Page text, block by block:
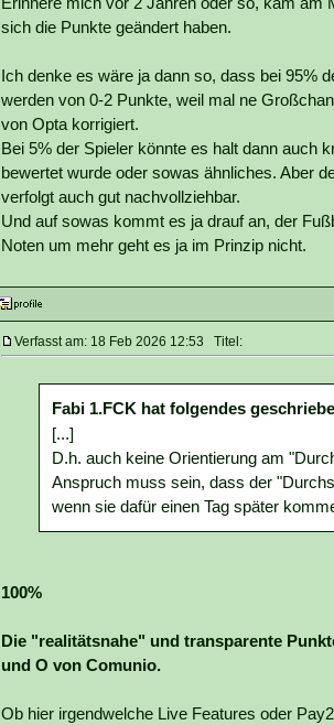
sich die Punkte geändert haben.
Ich denke es wäre ja dann so, dass bei 95%
werden von 0-2 Punkte, weil mal ne
von Opta korrigiert.
Bei 5% der Spieler könnte es halt dann auch
bewertet wurde oder sowas ähnliches. Aber
verfolgt auch gut nachvollziehbar.
Und auf sowas kommt es ja drauf an, der
Noten um mehr geht es ja im Prinzip nicht.
Verfasst am: 18 Feb 2026 12:53 Titel:
Fabi 1.FCK hat folgendes
[...]
D.h. auch keine Orientierung am
Anspruch muss sein, dass der
wenn sie dafür einen Tag später
100%
Die "realitätsnahe" und transparente
und O von Comunio.
Ob hier irgendwelche Live Features oder